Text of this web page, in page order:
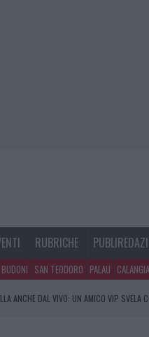
RUBRICHE
BUDONI SAN TEODORO PALAU
ANCHE DAL VIVO: UN AMICO VIP SVELA